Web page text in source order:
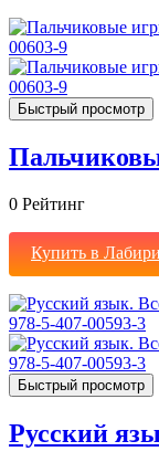
Быстрый просмотр
0 Рейтинг
Купить в
Быстрый просмотр
Русский